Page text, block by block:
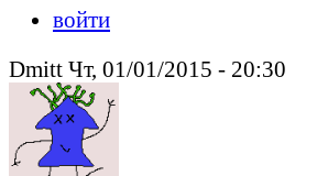
войти
Dmitt Чт, 01/01/2015 - 20:30